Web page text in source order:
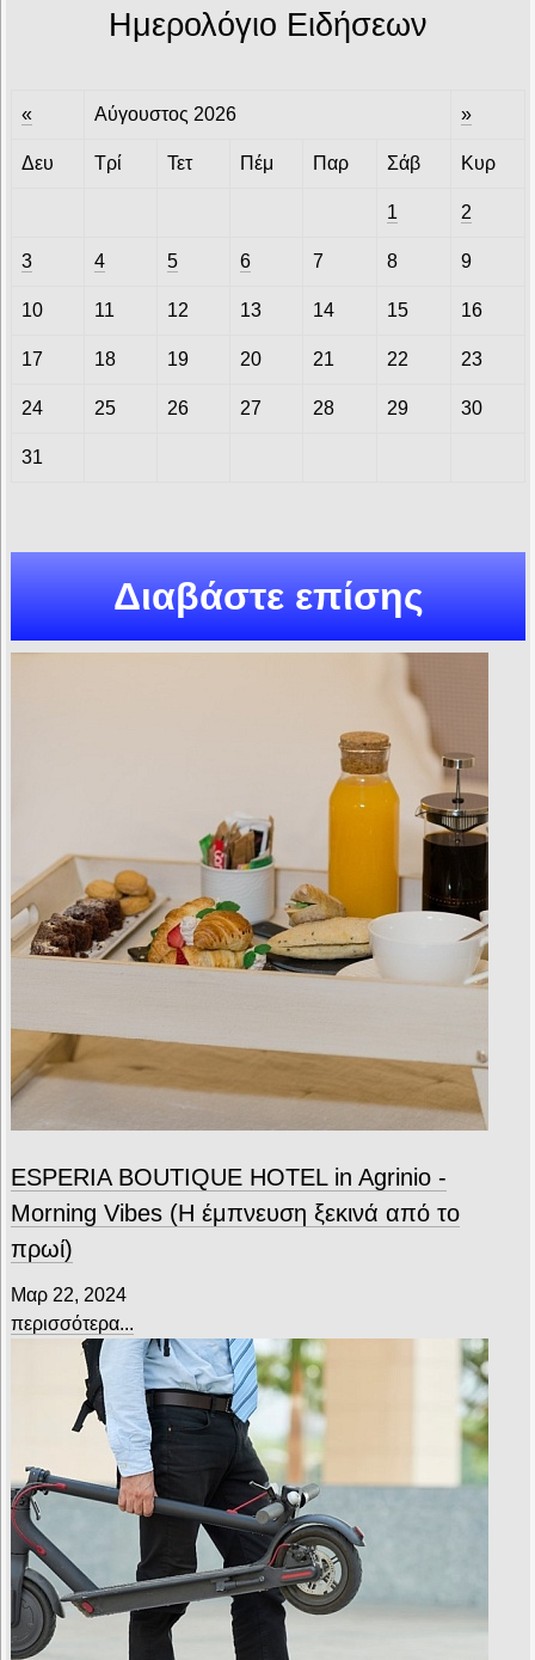
Ημερολόγιο Ειδήσεων
« Αύγουστος 2026 »
Δευ Τρί Τετ Πέμ Παρ Σάβ Κυρ
1 2
3 4 5 6 7 8 9
10 11 12 13 14 15 16
17 18 19 20 21 22 23
24 25 26 27 28 29 30
31
Διαβάστε επίσης
ESPERIA BOUTIQUE HOTEL in Agrinio -
Morning Vibes (Η έμπνευση ξεκινά από το
πρωί)
Μαρ 22, 2024
περισσότερα...